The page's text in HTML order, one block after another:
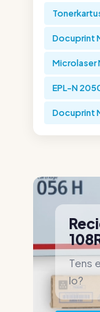
Docuprint
Microlaser
EPL-N
Docuprint
Tens
lo?